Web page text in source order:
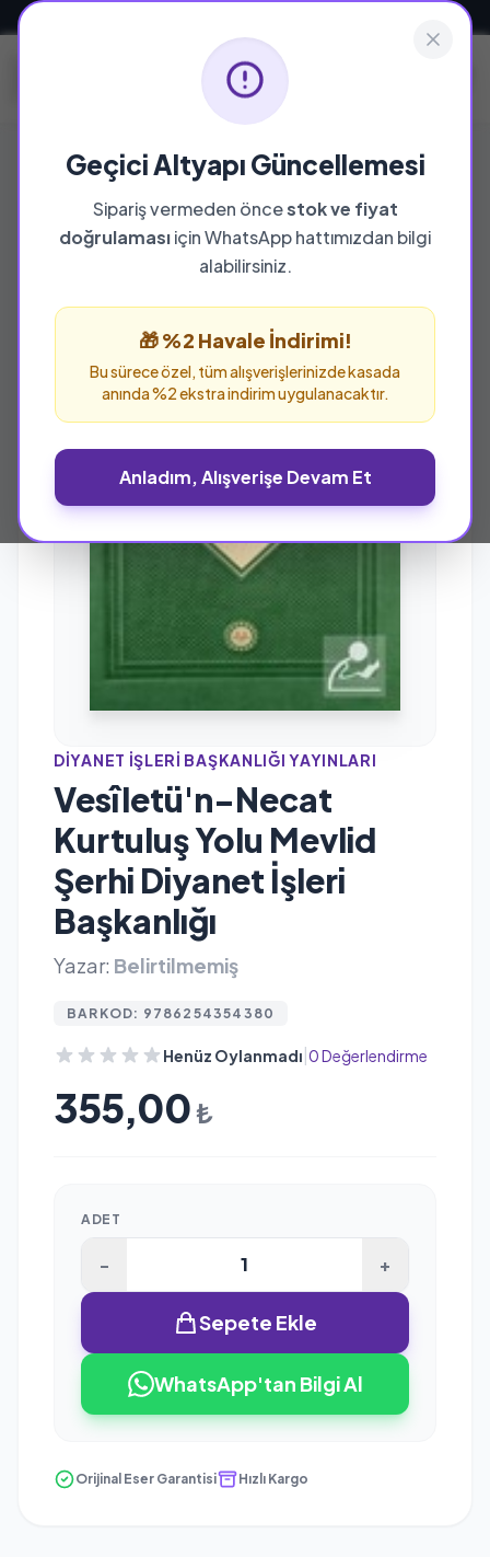
Geçici Altyapı Güncellemesi
Sipariş vermeden öncestok ve fiyat
doğrulamasıiçin WhatsApp hattımızdan bilgi
alabilirsiniz.
🎁 %2 Havale İndirimi!
Bu sürece özel, tüm alışverişlerinizde kasada
anında %2 ekstra indirim uygulanacaktır.
Anladım, Alışverişe Devam Et
DIYANET İŞLERI BAŞKANLIĞI YAYINLARI
Vesîletü'n-Necat
Kurtuluş Yolu Mevlid
Şerhi Diyanet İşleri
Başkanlığı
Yazar: Belirtilmemiş
BARKOD: 9786254354380
Henüz Oylanmadı|0 Değerlendirme
355,00 ₺
ADET
- +
Sepete Ekle
WhatsApp'tan Bilgi Al
Orijinal Eser Garantisi Hızlı Kargo